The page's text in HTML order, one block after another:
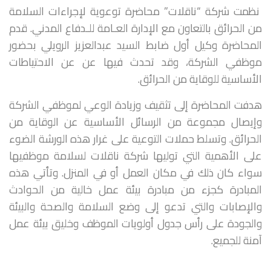
نظمت شركة “ناقلات” محاضرة توعوية لإجراءات السلامة
من الحرائق بالتعاون مع الإدارة العـامةللـدفاع المدني. قدم
المحاضرة وكيل أول ضابط السيد عبدالعزيز الرويلي بحضور
موظفي الشركة، وقد تحدث فيها عن عن الاحتياطات
الأساسية للوقاية من الحرائق.
هدفت المحاضرة إلى تثقيف وزيادة الوعي لموظفي الشركة
وإيصال مجموعة من الرسائل الأساسية عن الوقاية من
الحرائق. وتسلط حملات التوعية على غرار هذه الورشة الضوء
على الأهمية التي توليها شركة ناقلات لسلامة موظفيها
سواء كان ذلك في مكان العمل أو في المنزل. وتأتي هذه
المبادرة كجزء من مبادرة بيئة عمل خالية من الحوادث
والإصابات والتي تدعو إلى وضع السلامة والصحة والبيئة
والجودة على رأس جدول أولويات الموظف وخليق بيئة عمل
آمنة للجميع.